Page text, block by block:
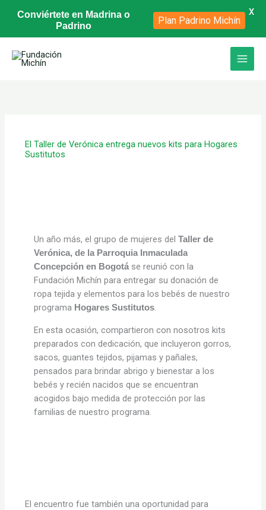
El Taller de Verónica entrega nuevos kits para Hogares
Sustitutos
Un año más, el grupo de mujeres delTaller de
Verónica, de la Parroquia Inmaculada
Concepción en Bogotá se reunió con la
Fundación Michín para entregar su donación de
ropa tejida y elementos para los bebés de nuestro
programa Hogares Sustitutos.
En esta ocasión, compartieron con nosotros kits
preparados con dedicación, que incluyeron gorros,
sacos, guantes tejidos, pijamas y pañales,
pensados para brindar abrigo y bienestar a los
bebés y recién nacidos que se encuentran
acogidos bajo medida de protección por las
familias de nuestro programa.
El encuentro fue también una oportunidad para
Conviértete en Madrina o
Padrino
Plan Padrino Michín
X